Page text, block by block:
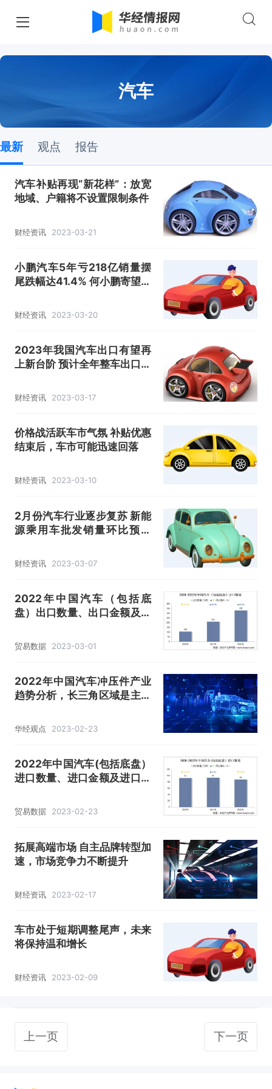
汽车
最新 观点 报告
汽车补贴再现“新花样”：放宽
地域、户籍将不设置限制条件
财经资讯 2023-03-21
小鹏汽车5年亏218亿销量摆
尾跌幅达41.4% 何小鹏寄望动
财经资讯 2023-03-20
2023年我国汽车出口有望再
上新台阶 预计全年整车出口增
财经资讯 2023-03-17
价格战活跃车市气氛 补贴优惠
结束后，车市可能迅速回落
财经资讯 2023-03-10
2月份汽车行业逐步复苏 新能
源乘用车批发销量环比预增
财经资讯 2023-03-07
2022年中国汽车（包括底
盘）出口数量、出口金额及出
贸易数据 2023-03-01
2022年中国汽车冲压件产业
趋势分析，长三角区域是主要
华经观点 2023-02-23
2022年中国汽车(包括底盘）
进口数量、进口金额及进口均
贸易数据 2023-02-23
拓展高端市场 自主品牌转型加
速，市场竞争力不断提升
财经资讯 2023-02-17
车市处于短期调整尾声，未来
将保持温和增长
财经资讯 2023-02-09
上一页 下一页